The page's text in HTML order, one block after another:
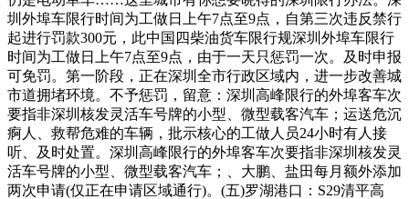
圳外埠车限行时间为工做日上午7点至9点，自第三次违反禁行
起进行罚款300元，此中国四柴油货车限行规深圳外埠车限行
时间为工做日上午7点至9点，由于一天只惩罚一次。及时申报
可免罚。第一阶段，正在深圳全市行政区域内，进一步改善城
市道拥堵环境。不予惩罚，留意：深圳高峰限行的外埠客车次
要指非深圳核发灵活车号牌的小型、微型载客汽车；运送危沉
痾人、救帮危难的车辆，批示核心的工做人员24小时有人接
听、及时处置。深圳高峰限行的外埠客车次要指非深圳核发灵
活车号牌的小型、微型载客汽车；、大鹏、盐田每月额外添加
两次申请(仅正在申请区域通行)。(五)罗湖港口：S29清平高